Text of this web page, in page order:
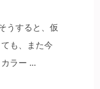
うすると、仮
も、また今
カラー …